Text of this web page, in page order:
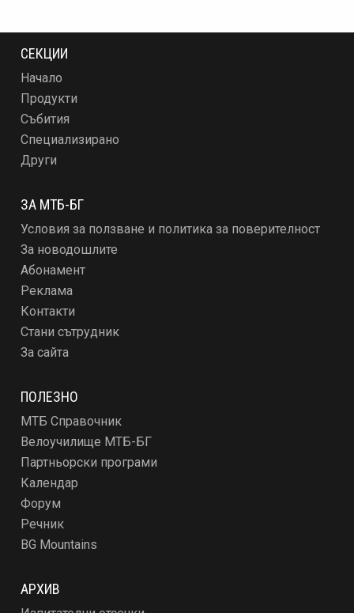
СЕКЦИИ
Начало
Продукти
Събития
Специализирано
Други
ЗА МТБ-БГ
Условия за ползване и политика за поверителност
За новодошлите
Абонамент
Реклама
Контакти
Стани сътрудник
За сайта
ПОЛЕЗНО
МТБ Справочник
Велоучилище МТБ-БГ
Партньорски програми
Календар
Форум
Речник
BG Mountains
АРХИВ